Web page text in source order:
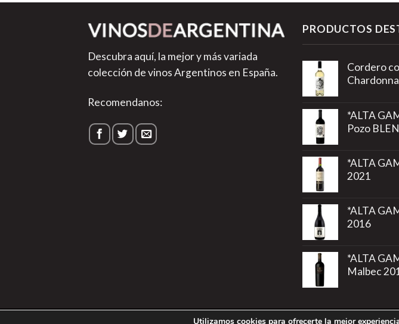
Descubra aquí, la mejor y más variada
colección de vinos Argentinos en España.
Recomendanos:
PRODUCTOS
Cordero
*ALTA
Pozo
*ALTA
2021
*ALTA
2016
*ALTA
Malbec
Utilizamos cookies para ofrecerte la mejor